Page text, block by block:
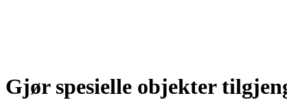
Gjør spesielle objekter